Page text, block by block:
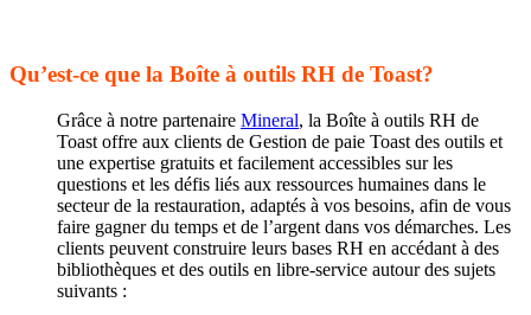
Qu’est-ce que la Boîte à outils RH de Toast?
Grâce à notre partenaire Mineral, la Boîte à outils RH de
Toast offre aux clients de Gestion de paie Toast des outils et
une expertise gratuits et facilement accessibles sur les
questions et les défis liés aux ressources humaines dans le
secteur de la restauration, adaptés à vos besoins, afin de vous
faire gagner du temps et de l’argent dans vos démarches. Les
clients peuvent construire leurs bases RH en accédant à des
bibliothèques et des outils en libre-service autour des sujets
suivants :